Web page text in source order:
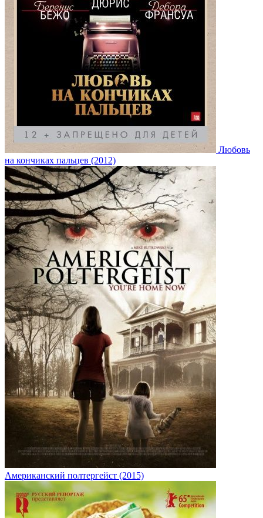
Любовь
на кончиках пальцев (2012)
Американский полтергейст (2015)